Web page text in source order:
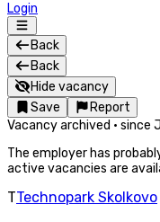
Login
Back
Back
Hide vacancy
Save
Report
Vacancy archived · since
The employer has
active vacancies are
TTechnopark Skolkovo